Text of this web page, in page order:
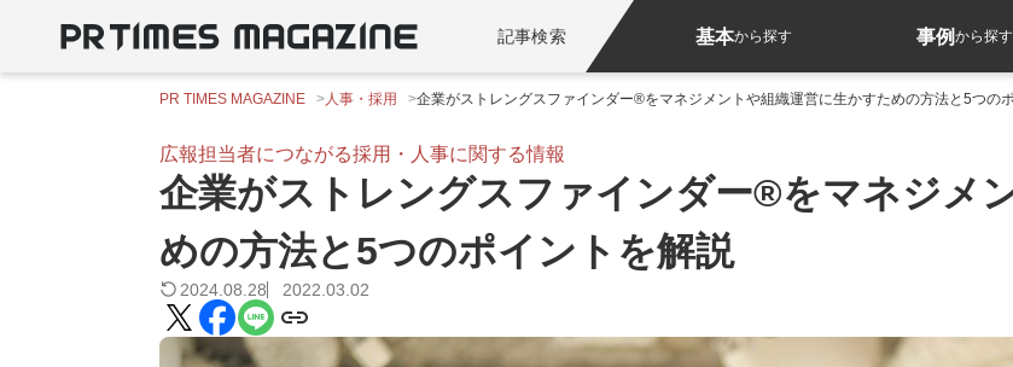
記事検索 基本から探す 事例から探す
PR TIMES MAGAZINE 人事・採用 企業がストレングスファインダー®をマネジメントや組織運営に生かすための方法と5つの
広報担当者につながる採用・人事に関する情報
企業がストレングスファインダー®をマネジメ
めの方法と5つのポイントを解説
2024.08.28 2022.03.02